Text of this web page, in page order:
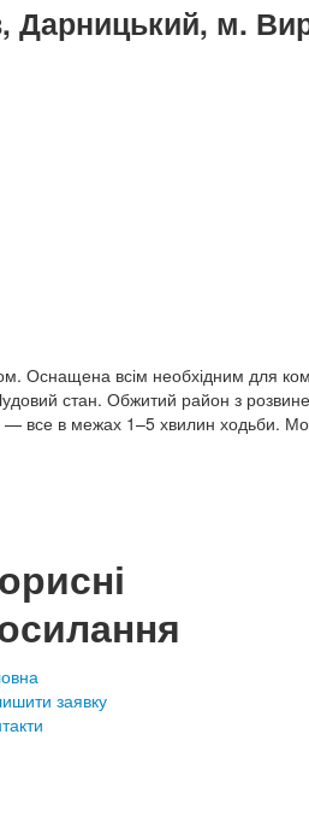
Дарницький, м.
Оснащена всім необхідним для
стан. Обжитий район з
— все в межах 1–5 хвилин ходьби.
заявку